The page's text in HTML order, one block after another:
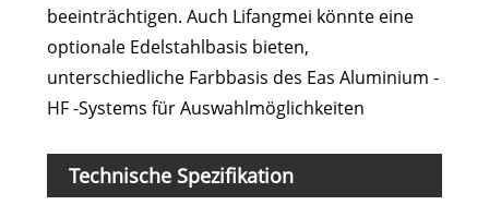
beeinträchtigen. Auch Lifangmei könnte eine
optionale Edelstahlbasis bieten,
unterschiedliche Farbbasis des Eas Aluminium -
HF -Systems für Auswahlmöglichkeiten
Technische Spezifikation